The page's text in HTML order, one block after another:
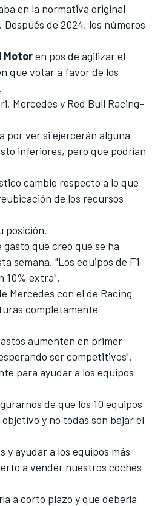
en la normativa original
de 2024, los números
Motoren pos de agilizar el
que votar a favor de los
, Mercedes y Red Bull Racing–
por ver si ejercerán alguna
inferiores, pero que podrían
cambio respecto a lo que
de los recursos
posición.
que creo que se ha
semana. "Los equipos de F1
10% extra".
Mercedes con el de Racing
completamente
aumenten en primer
ser competitivos".
para ayudar a los equipos
de que los 10 equipos
y no todas son bajar el
ayudar a los equipos más
a vender nuestros coches
a corto plazo y que debería